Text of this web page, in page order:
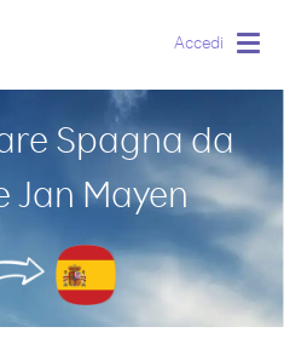
Accedi
Spagna da
Jan Mayen